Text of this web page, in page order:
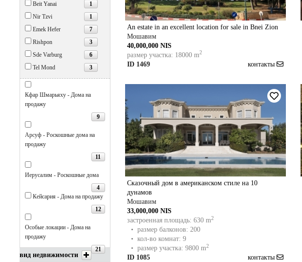
Beit Yanai 1
Nir Tzvi 1
Emek Hefer 7
Rishpon 3
Sde Varburg 6
Tel Mond 3
Кфар Шмарьяху - Дома на
продажу
9
Арсуф - Роскошные дома на
продажу
11
Иерусалим - Роскошные дома
4
Кейсария - Дома на продажу
12
Особые локации - Дома на
продажу
21
вид недвижимости
An estate in an excellent location for sale in Bnei Zion
Мошавим
40,000,000 NIS
размер участка: 18000 m2
ID 1469 контакты
Сказочный дом в американском стиле на 10
дунамов
Мошавим
33,000,000 NIS
застроенная площадь: 630 m2
• размер балконов: 200
• кол-во комнат: 9
• размер участка: 9800 m2
ID 1085 контакты